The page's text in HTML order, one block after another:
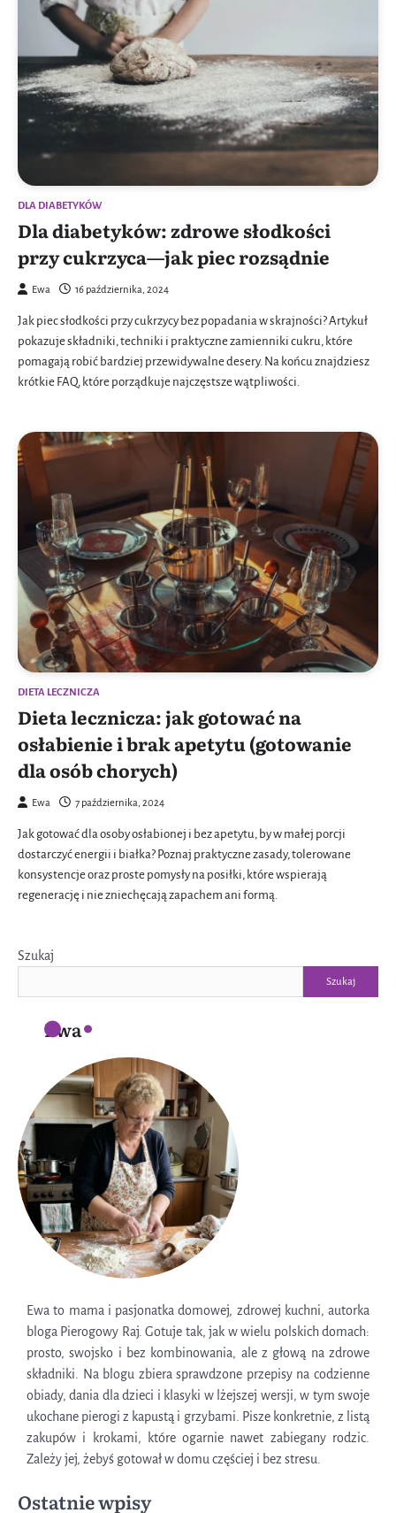
DLA DIABETYKÓW
Dla diabetyków: zdrowe słodkości
przy cukrzyca—jak piec rozsądnie
Ewa 16 października, 2024
Jak piec słodkości przy cukrzycy bez popadania w skrajności? Artykuł
pokazuje składniki, techniki i praktyczne zamienniki cukru, które
pomagają robić bardziej przewidywalne desery. Na końcu znajdziesz
krótkie FAQ, które porządkuje najczęstsze wątpliwości.
DIETA LECZNICZA
Dieta lecznicza: jak gotować na
osłabienie i brak apetytu (gotowanie
dla osób chorych)
Ewa 7 października, 2024
Jak gotować dla osoby osłabionej i bez apetytu, by w małej porcji
dostarczyć energii i białka? Poznaj praktyczne zasady, tolerowane
konsystencje oraz proste pomysły na posiłki, które wspierają
regenerację i nie zniechęcają zapachem ani formą.
Szukaj
Szukaj
Ewa
Ewa to mama i pasjonatka domowej, zdrowej kuchni, autorka
bloga Pierogowy Raj. Gotuje tak, jak w wielu polskich domach:
prosto, swojsko i bez kombinowania, ale z głową na zdrowe
składniki. Na blogu zbiera sprawdzone przepisy na codzienne
obiady, dania dla dzieci i klasyki w lżejszej wersji, w tym swoje
ukochane pierogi z kapustą i grzybami. Pisze konkretnie, z listą
zakupów i krokami, które ogarnie nawet zabiegany rodzic.
Zależy jej, żebyś gotował w domu częściej i bez stresu.
Ostatnie wpisy